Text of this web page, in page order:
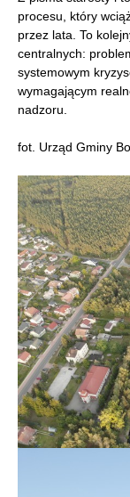
procesu, który
przez lata. To
centralnych:
systemowym
wymagającym
nadzoru.
fot. Urząd Gminy